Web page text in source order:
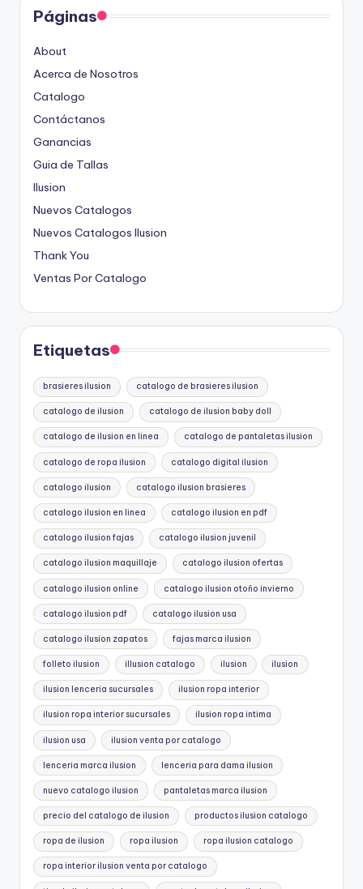
Páginas
About
Acerca de Nosotros
Catalogo
Contáctanos
Ganancias
Guia de Tallas
Ilusion
Nuevos Catalogos
Nuevos Catalogos Ilusion
Thank You
Ventas Por Catalogo
Etiquetas
brasieres ilusion catalogo de brasieres ilusion
catalogo de ilusion catalogo de ilusion baby doll
catalogo de ilusion en linea catalogo de pantaletas ilusion
catalogo de ropa ilusion catalogo digital ilusion
catalogo ilusion catalogo ilusion brasieres
catalogo ilusion en linea catalogo ilusion en pdf
catalogo ilusion fajas catalogo ilusion juvenil
catalogo ilusion maquillaje catalogo ilusion ofertas
catalogo ilusion online catalogo ilusion otoño invierno
catalogo ilusion pdf catalogo ilusion usa
catalogo ilusion zapatos fajas marca ilusion
folleto ilusion illusion catalogo ilusion ilusion
ilusion lenceria sucursales ilusion ropa interior
ilusion ropa interior sucursales ilusion ropa intima
ilusion usa ilusion venta por catalogo
lenceria marca ilusion lenceria para dama ilusion
nuevo catalogo ilusion pantaletas marca ilusion
precio del catalogo de ilusion productos ilusion catalogo
ropa de ilusion ropa ilusion ropa ilusion catalogo
ropa interior ilusion venta por catalogo